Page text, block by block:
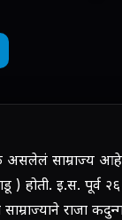
असलेलं साम्राज्य
) होती. इ.स. पूर्व २६
साम्राज्याने राजा